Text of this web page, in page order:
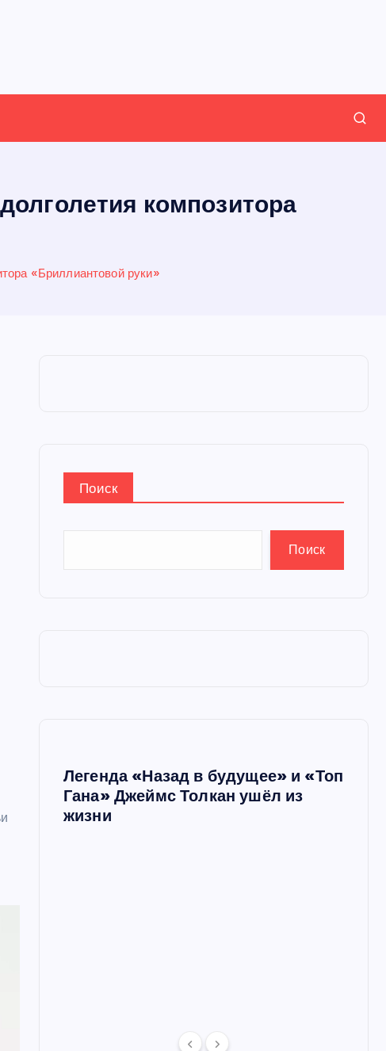
композитора
«Бриллиантовой руки»
Поиск
Поиск
и
в
Легенда «Назад в будущее» и «Топ
Гана» Джеймс Толкан ушёл из
жизни